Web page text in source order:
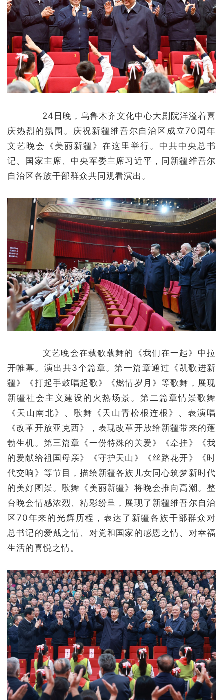
24日晚，乌鲁木齐文化中心大剧院洋溢着喜
庆热烈的氛围。庆祝新疆维吾尔自治区成立70周年
文艺晚会《美丽新疆》在这里举行。中共中央总书
记、国家主席、中央军委主席习近平，同新疆维吾尔
自治区各族干部群众共同观看演出。
文艺晚会在载歌载舞的《我们在一起》中拉
开帷幕。演出共3个篇章。第一篇章通过《凯歌进新
疆》《打起手鼓唱起歌》《燃情岁月》等歌舞，展现
新疆社会主义建设的火热场景。第二篇章情景歌舞
《天山南北》、歌舞《天山青松根连根》、表演唱
《改革开放亚克西》，表现改革开放给新疆带来的蓬
勃生机。第三篇章《一份特殊的关爱》《牵挂》《我
的爱献给祖国母亲》《守护天山》《丝路花开》《时
代交响》等节目，描绘新疆各族儿女同心筑梦新时代
的美好图景。歌舞《美丽新疆》将晚会推向高潮。整
台晚会情感浓烈、精彩纷呈，展现了新疆维吾尔自治
区70年来的光辉历程，表达了新疆各族干部群众对
总书记的爱戴之情、对党和国家的感恩之情、对幸福
生活的喜悦之情。